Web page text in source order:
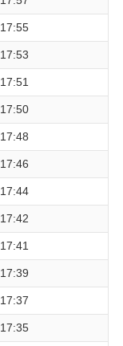
17:55
17:53
17:51
17:50
17:48
17:46
17:44
17:42
17:41
17:39
17:37
17:35